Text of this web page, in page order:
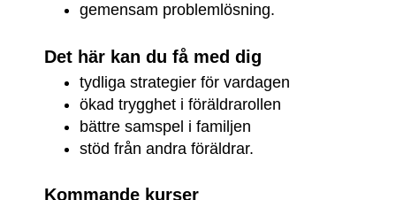
gemensam problemlösning.
Det här kan du få med dig
tydliga strategier för vardagen
ökad trygghet i föräldrarollen
bättre samspel i familjen
stöd från andra föräldrar.
Kommande kurser